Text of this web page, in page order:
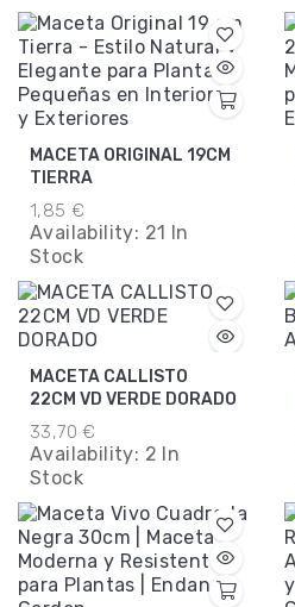
MACETA ORIGINAL 19CM
TIERRA
1,85 €
Availability: 21 In
Stock
MACETA CALLISTO
22CM VD VERDE DORADO
33,70 €
Availability: 2 In
Stock